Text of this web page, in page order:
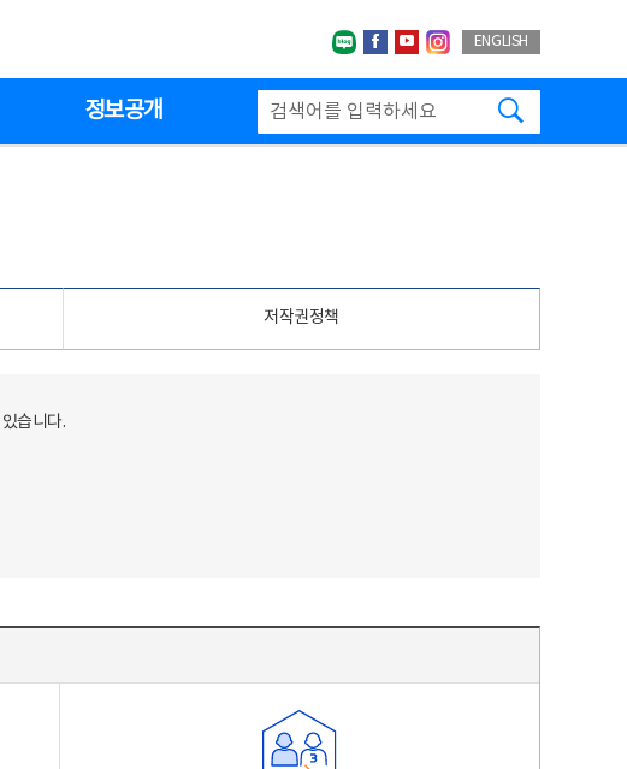
네이버블로그
페이스북
유투브인스타그랩
ENGLISH
정보공개
저작권정책
습니다.